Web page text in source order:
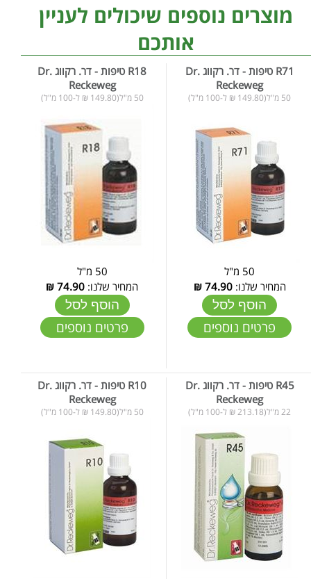
מוצרים נוספים שיכולים לעניין
אותכם
R71 טיפות - דר. רקווג Dr.
Reckeweg
50 מ"ל(149.80 ₪ ל-100 מ"ל)
50 מ"ל
המחיר שלנו:74.90
₪
הוסף לסל
פרטים נוספים
R18 טיפות - דר. רקווג Dr.
Reckeweg
50 מ"ל(149.80 ₪ ל-100 מ"ל)
50 מ"ל
המחיר שלנו: 74.90
₪
הוסף לסל
פרטים נוספים
R45 טיפות - דר. רקווג Dr.
Reckeweg
22 מ"ל(213.18 ₪ ל-100 מ"ל)
R10 טיפות - דר. רקווג Dr.
Reckeweg
50 מ"ל(149.80 ₪ ל-100 מ"ל)